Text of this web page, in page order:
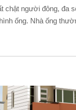
chật người đông, đa
ống. Nhà ống